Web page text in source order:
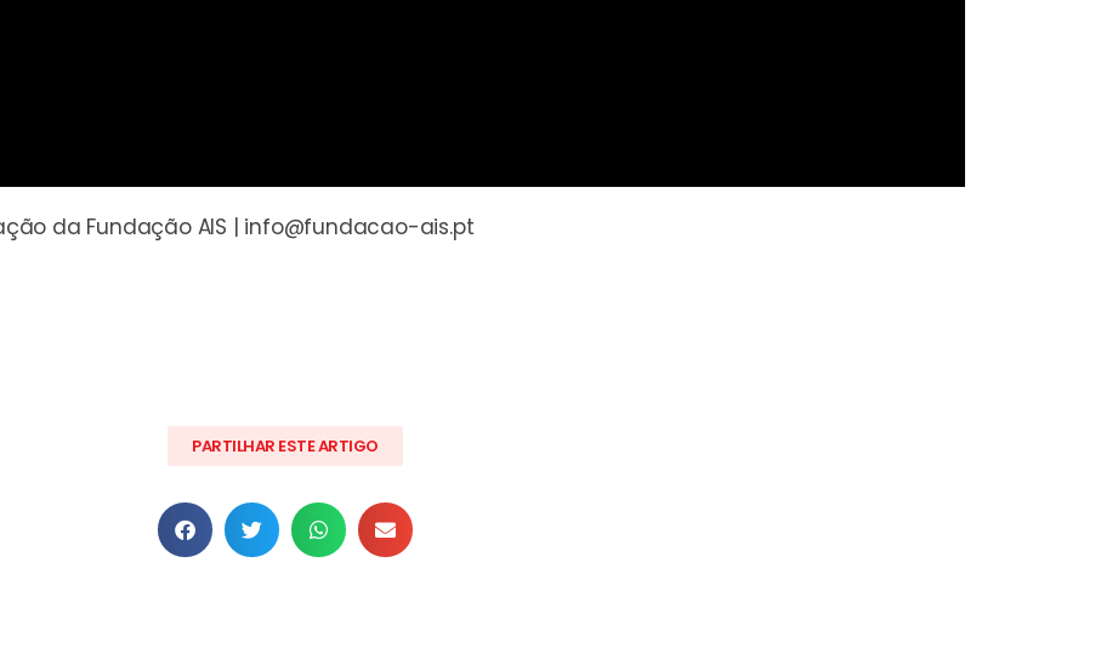
da Fundação AIS | info@fundacao-ais.pt
PARTILHAR ESTE ARTIGO